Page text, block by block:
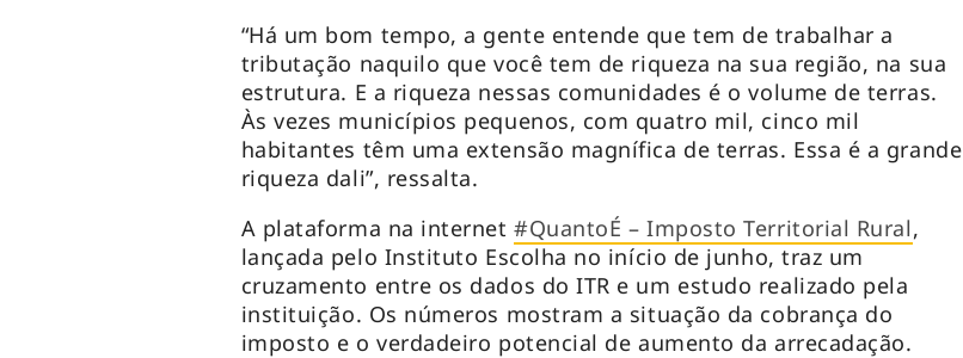
“Há um bom tempo, a gente entende que tem de trabalhar a
tributação naquilo que você tem de riqueza na sua região, na sua
estrutura. E a riqueza nessas comunidades é o volume de terras.
Às vezes municípios pequenos, com quatro mil, cinco mil
habitantes têm uma extensão magnífica de terras. Essa é a grande
riqueza dali”, ressalta.
A plataforma na internet#QuantoÉ – Imposto Territorial Rural,
lançada pelo Instituto Escolha no início de junho, traz um
cruzamento entre os dados do ITR e um estudo realizado pela
instituição. Os números mostram a situação da cobrança do
imposto e o verdadeiro potencial de aumento da arrecadação.